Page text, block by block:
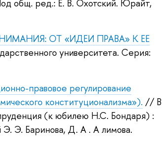
общ. ред.: Е. В. Охотский. Юрайт,
ОТ «ИДЕИ ПРАВА» К ЕЕ
университета. Серия:
правовое регулирование
конституционализма»). // В
(к юбилею Н.С. Бондаря) :
Э. Баринова, Д. А . А лимова.